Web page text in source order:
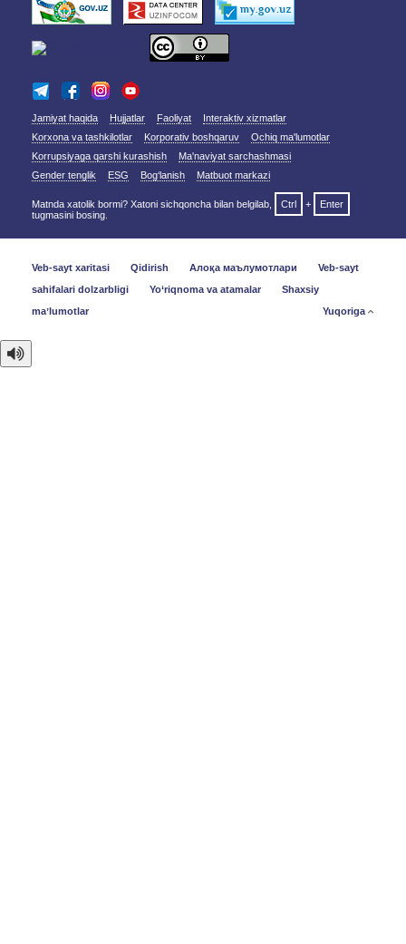
Jamiyat haqida Hujjatlar Faoliyat
Interaktiv xizmatlar
Korxona va tashkilotlar
Korporativ boshqaruv
Ochiq ma'lumotlar
Korrupsiyaga qarshi kurashish
Ma'naviyat sarchashmasi
Gender tenglik
ESG Bog‘lanish Matbuot markazi
Matnda xatolik bormi? Xatoni sichqoncha bilan belgilab, Ctrl +
Enter
tugmasini bosing.
Veb-sayt xaritasi Qidirish Алоқа маълумотлари
Veb-sayt
sahifalari dolzarbligi
Yo‘riqnoma va atamalar
Shaxsiy
maʼlumotlar
Yuqoriga